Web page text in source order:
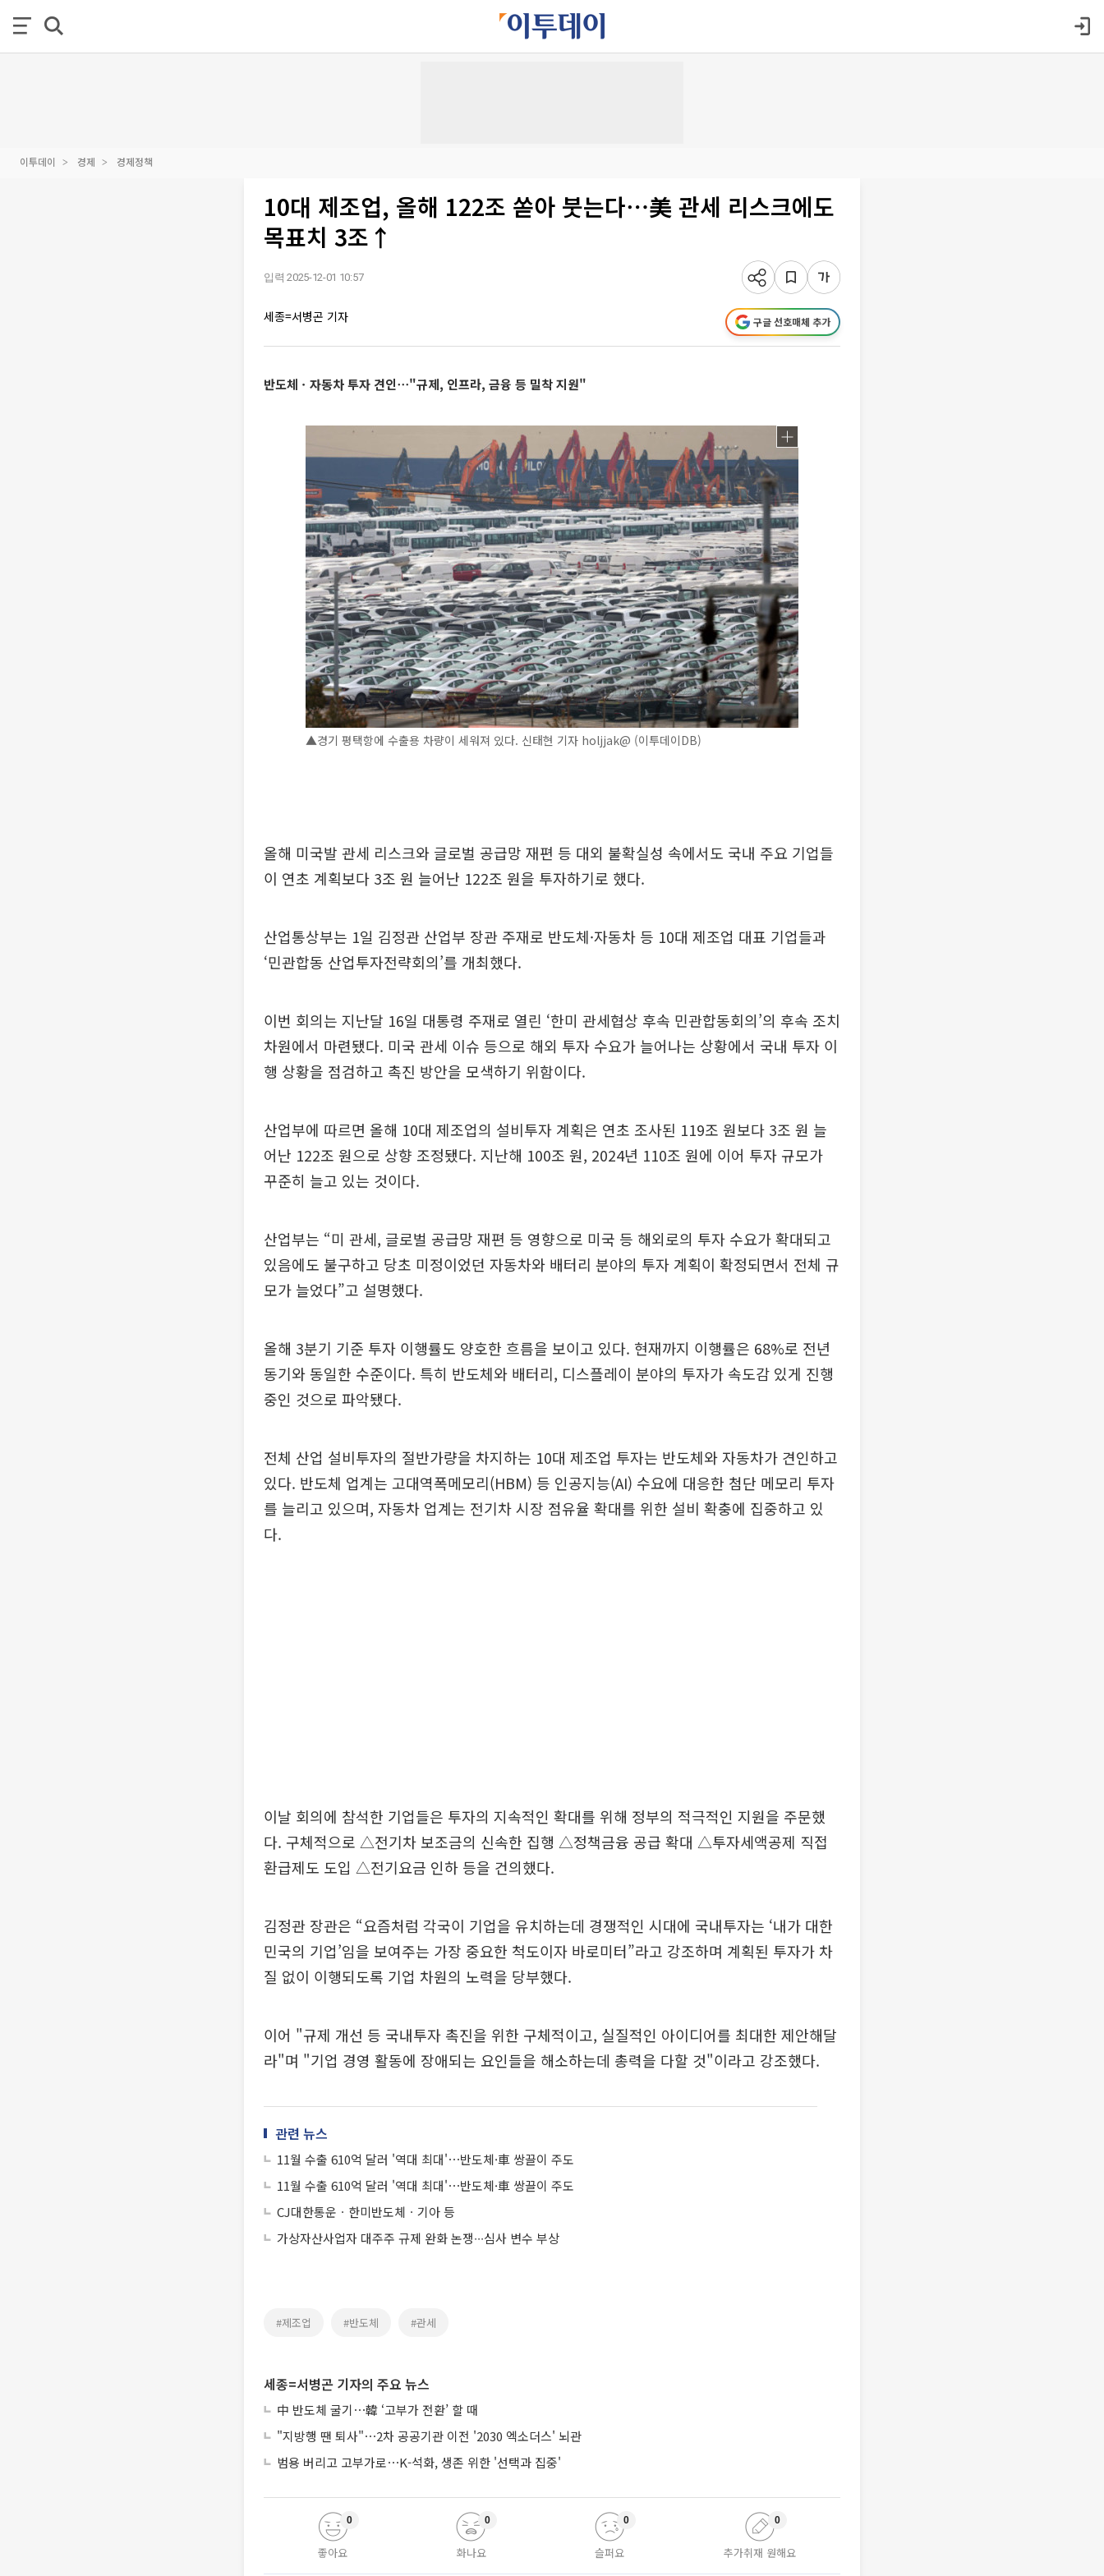
이투데이 경제 경제정책
10대 제조업, 올해 122조 쏟아 붓는다⋯美 관세 리스크에도
목표치 3조↑
입력 2025-12-01 10:57
세종=서병곤 기자 구글 선호매체 추가
반도체ㆍ자동차 투자 견인⋯"규제, 인프라, 금융 등 밀착 지원"
▲경기 평택항에 수출용 차량이 세워져 있다. 신태현 기자 holjjak@ (이투데이DB)
올해 미국발 관세 리스크와 글로벌 공급망 재편 등 대외 불확실성 속에서도 국내 주요 기업들
이 연초 계획보다 3조 원 늘어난 122조 원을 투자하기로 했다.
산업통상부는 1일 김정관 산업부 장관 주재로 반도체·자동차 등 10대 제조업 대표 기업들과
‘민관합동 산업투자전략회의’를 개최했다.
이번 회의는 지난달 16일 대통령 주재로 열린 ‘한미 관세협상 후속 민관합동회의’의 후속 조치
차원에서 마련됐다. 미국 관세 이슈 등으로 해외 투자 수요가 늘어나는 상황에서 국내 투자 이
행 상황을 점검하고 촉진 방안을 모색하기 위함이다.
산업부에 따르면 올해 10대 제조업의 설비투자 계획은 연초 조사된 119조 원보다 3조 원 늘
어난 122조 원으로 상향 조정됐다. 지난해 100조 원, 2024년 110조 원에 이어 투자 규모가
꾸준히 늘고 있는 것이다.
산업부는 “미 관세, 글로벌 공급망 재편 등 영향으로 미국 등 해외로의 투자 수요가 확대되고
있음에도 불구하고 당초 미정이었던 자동차와 배터리 분야의 투자 계획이 확정되면서 전체 규
모가 늘었다”고 설명했다.
올해 3분기 기준 투자 이행률도 양호한 흐름을 보이고 있다. 현재까지 이행률은 68%로 전년
동기와 동일한 수준이다. 특히 반도체와 배터리, 디스플레이 분야의 투자가 속도감 있게 진행
중인 것으로 파악됐다.
전체 산업 설비투자의 절반가량을 차지하는 10대 제조업 투자는 반도체와 자동차가 견인하고
있다. 반도체 업계는 고대역폭메모리(HBM) 등 인공지능(AI) 수요에 대응한 첨단 메모리 투자
를 늘리고 있으며, 자동차 업계는 전기차 시장 점유율 확대를 위한 설비 확충에 집중하고 있
다.
이날 회의에 참석한 기업들은 투자의 지속적인 확대를 위해 정부의 적극적인 지원을 주문했
다. 구체적으로 △전기차 보조금의 신속한 집행 △정책금융 공급 확대 △투자세액공제 직접
환급제도 도입 △전기요금 인하 등을 건의했다.
김정관 장관은 “요즘처럼 각국이 기업을 유치하는데 경쟁적인 시대에 국내투자는 ‘내가 대한
민국의 기업’임을 보여주는 가장 중요한 척도이자 바로미터”라고 강조하며 계획된 투자가 차
질 없이 이행되도록 기업 차원의 노력을 당부했다.
이어 "규제 개선 등 국내투자 촉진을 위한 구체적이고, 실질적인 아이디어를 최대한 제안해달
라"며 "기업 경영 활동에 장애되는 요인들을 해소하는데 총력을 다할 것"이라고 강조했다.
관련 뉴스
11월 수출 610억 달러 '역대 최대'⋯반도체·車 쌍끌이 주도
11월 수출 610억 달러 '역대 최대'⋯반도체·車 쌍끌이 주도
CJ대한통운ㆍ한미반도체ㆍ기아 등
가상자산사업자 대주주 규제 완화 논쟁∙∙∙심사 변수 부상
#제조업 #반도체 #관세
세종=서병곤 기자의 주요 뉴스
中 반도체 굴기⋯韓 ‘고부가 전환’ 할 때
"지방행 땐 퇴사"⋯2차 공공기관 이전 '2030 엑소더스' 뇌관
범용 버리고 고부가로⋯K-석화, 생존 위한 '선택과 집중'
좋아요
0
화나요
0
슬퍼요
0
추가취재 원해요
0